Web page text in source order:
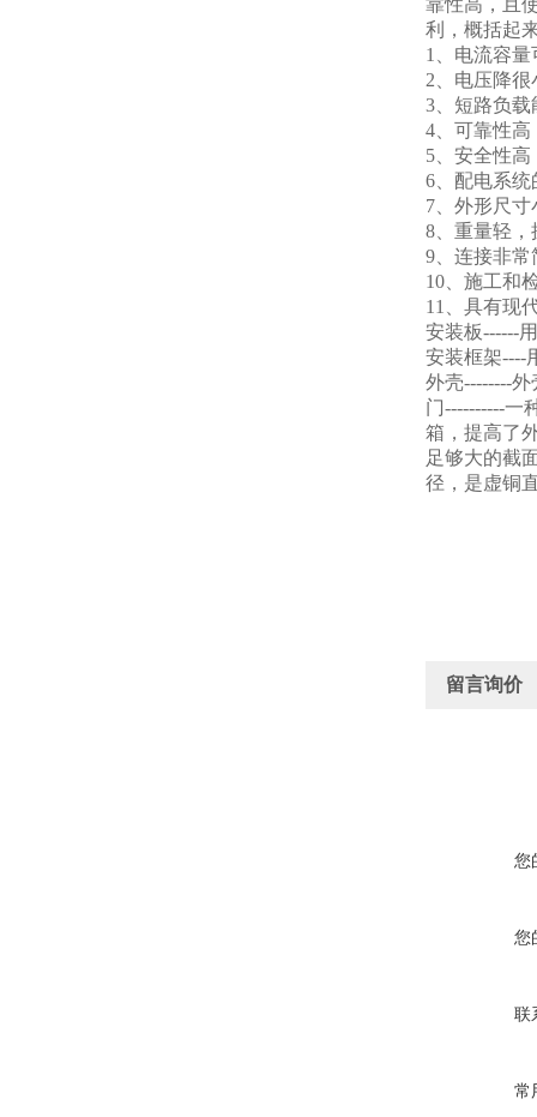
靠性高，且
利，概括起
1、电流容
2、电压降很
3、短路负载
4、可靠性
5、安全性高
6、配电系
7、外形尺寸
8、重量轻，
9、连接非
10、施工和
11、具有现
安装板------
安装框架----
外壳--------
门----------一
箱，提高了
足够大的截
径，是虚铜
留言询价
您
您
联
常